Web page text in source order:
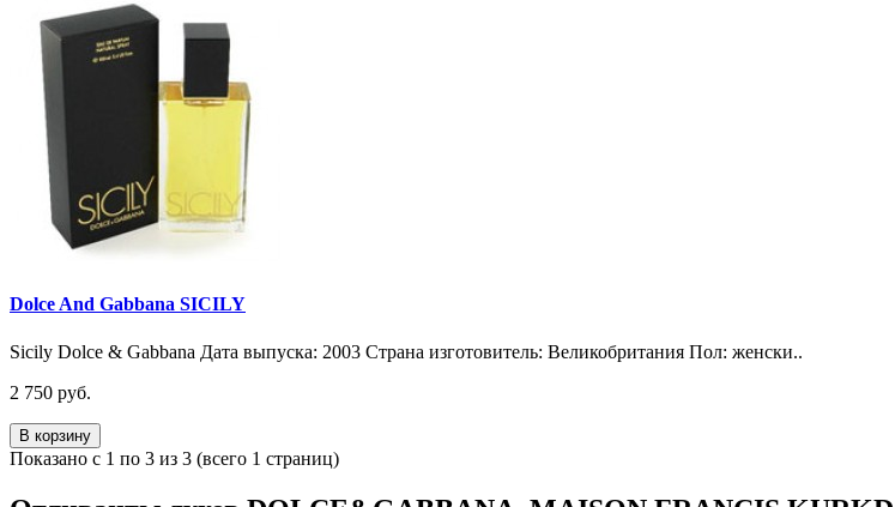
Dolce And Gabbana SICILY
Sicily Dolce & Gabbana Дата выпуска: 2003 Страна изготовитель: Великобритания Пол: женски..
2 750 руб.
В корзину
Показано с 1 по 3 из 3 (всего 1 страниц)